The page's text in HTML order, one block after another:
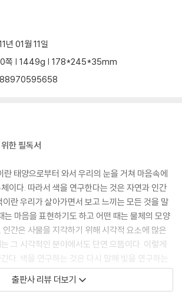
년 01월 11일
쪽 | 1449g | 178*245*35mm
한 필독서
태양으로부터 와서 우리의 눈을 거쳐 마음속에
이다. 따라서 색을 연구한다는 것은 자연과 인간
란 우리가 살아가면서 보고 느끼는 모든 것을 말
는 마음을 표현하기도 하고 어떤 때는 물체의 모양
간은 사물을 지각하기 위해 시각적 요소에 많은
그 시각적인 분야에서도 단연 으뜸이다. 이렇게
다. 색을 연구하는 것은 다시 말해 빛을 연구하는
소는 빛으로 구성되어 있기 때문에 빛과 관계된
분야 그리고 눈에 보이는 대상물 전체가 색채 연
출판사 리뷰 더보기